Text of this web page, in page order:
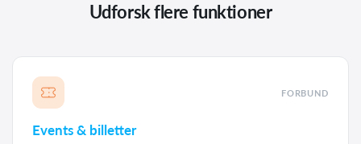
Udforsk flere funktioner
FORBUND
Events & billetter